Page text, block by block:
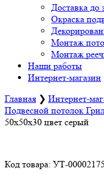
Доставка до
Окраска
Монтаж
Монтаж
Наши работы
Интернет-магазин
Главная ❯ Интернет-
Подвесной потолок
50х50х30 цвет серый
Код товара: УТ-00002175